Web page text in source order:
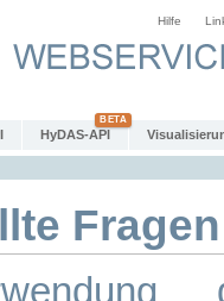
Hilfe
HyDAS-API